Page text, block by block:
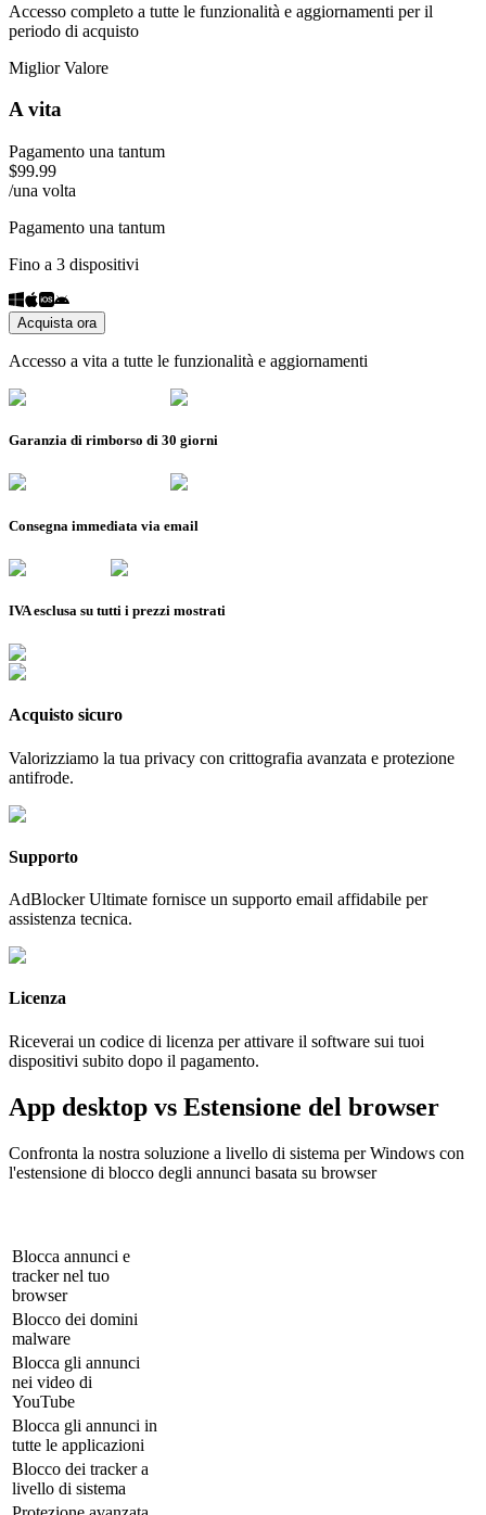
Accesso completo a tutte le funzionalità e aggiornamenti per il
periodo di acquisto
Miglior Valore
A vita
Pagamento una tantum
$99.99
/una volta
Pagamento una tantum
Fino a 3 dispositivi
Acquista ora
Accesso a vita a tutte le funzionalità e aggiornamenti
Garanzia di rimborso di 30 giorni
Consegna immediata via email
IVA esclusa su tutti i prezzi mostrati
Acquisto sicuro
Valorizziamo la tua privacy con crittografia avanzata e protezione
antifrode.
Supporto
AdBlocker Ultimate fornisce un supporto email affidabile per
assistenza tecnica.
Licenza
Riceverai un codice di licenza per attivare il software sui tuoi
dispositivi subito dopo il pagamento.
App desktop vs Estensione del browser
Confronta la nostra soluzione a livello di sistema per Windows con
l'estensione di blocco degli annunci basata su browser
Blocca annunci e
tracker nel tuo
browser
Blocco dei domini
malware
Blocca gli annunci
nei video di
YouTube
Blocca gli annunci in
tutte le applicazioni
Blocco dei tracker a
livello di sistema